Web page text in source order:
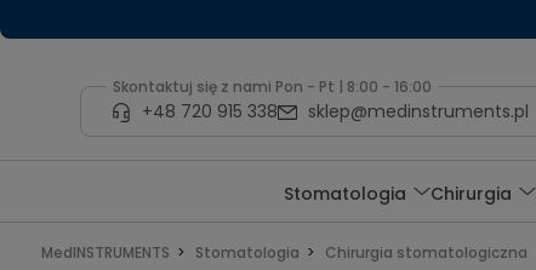
Skontaktuj się z nami Pon - Pt | 8:00 - 16:00
+48 720 915 338 sklep@medinstruments.pl
Stomatologia Chirurgia
MedINSTRUMENTS Stomatologia Chirurgia stomatologiczna